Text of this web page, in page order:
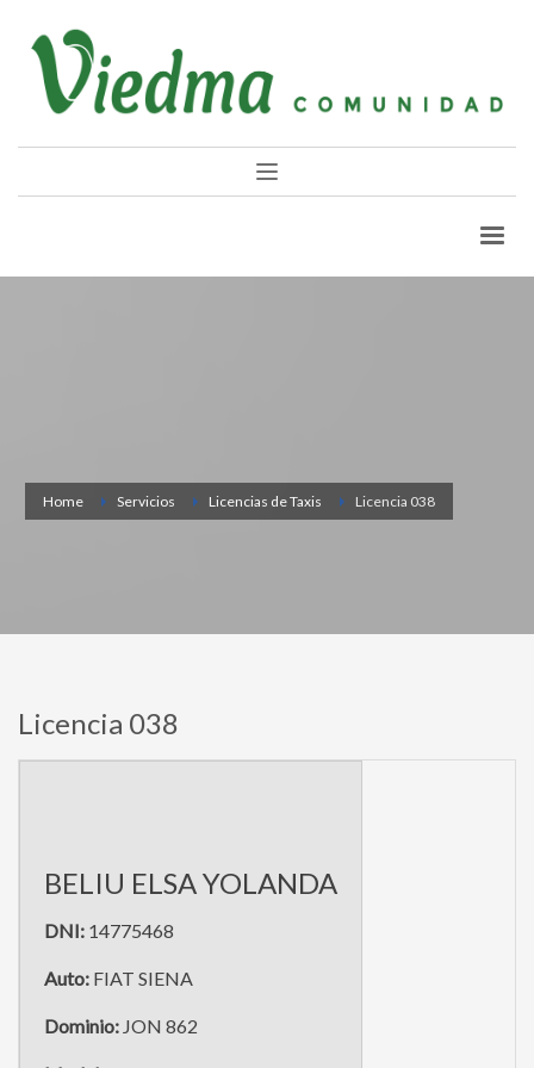
Home Servicios Licencias de Taxis Licencia 038
Licencia 038
BELIU ELSA YOLANDA
DNI: 14775468
Auto: FIAT SIENA
Dominio: JON 862